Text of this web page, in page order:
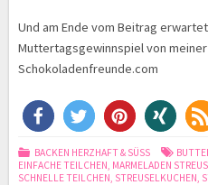
Und am Ende vom Beitrag
Muttertagsgewinnspiel von
Schokoladenfreunde.com
BACKEN HERZHAFT & SÜSS
EINFACHE TEILCHEN, MARMELADEN
SCHNELLE TEILCHEN, STREUSELKUCHEN,